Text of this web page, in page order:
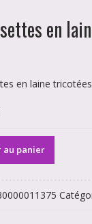
en
en laine
au panier